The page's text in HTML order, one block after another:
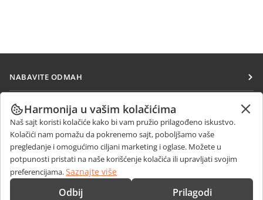
NABAVITE ODMAH
Docs
DocSpace
Workspace
Konektori
Desktop aplikacije
Mobilne aplikacije
SARAĐUJTE
Za doprinosioce
Za prevodioce
Za influensere
Slobodna radna mesta
PRIMAJTE VESTI
Blog
DOBIJTE POMOĆ
Forum
KONTAKTIRAJTE NAS
Harmonija u vašim kolačićima
Naš sajt koristi kolačiće kako bi vam pružio prilagođeno iskustvo.
Kolačići nam pomažu da pokrenemo sajt, poboljšamo vaše
pregledanje i omogućimo ciljani marketing i oglase. Možete u
potpunosti pristati na naše korišćenje kolačića ili upravljati svojim
preferencijama.Saznajte više
Odbij Prilagodi